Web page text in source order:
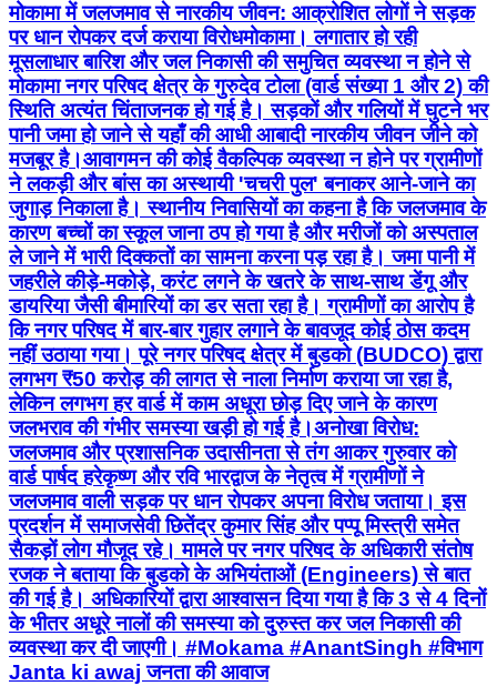
मोकामा में जलजमाव से नारकीय जीवन: आक्रोशित लोगों ने सड़क
पर धान रोपकर दर्ज कराया विरोध ​मोकामा। लगातार हो रही
मूसलाधार बारिश और जल निकासी की समुचित व्यवस्था न होने से
मोकामा नगर परिषद क्षेत्र के गुरुदेव टोला (वार्ड संख्या 1 और 2) की
स्थिति अत्यंत चिंताजनक हो गई है। सड़कों और गलियों में घुटने भर
पानी जमा हो जाने से यहाँ की आधी आबादी नारकीय जीवन जीने को
मजबूर है। ​आवागमन की कोई वैकल्पिक व्यवस्था न होने पर ग्रामीणों
ने लकड़ी और बांस का अस्थायी 'चचरी पुल' बनाकर आने-जाने का
जुगाड़ निकाला है। स्थानीय निवासियों का कहना है कि जलजमाव के
कारण बच्चों का स्कूल जाना ठप हो गया है और मरीजों को अस्पताल
ले जाने में भारी दिक्कतों का सामना करना पड़ रहा है। जमा पानी में
जहरीले कीड़े-मकोड़े, करंट लगने के खतरे के साथ-साथ डेंगू और
डायरिया जैसी बीमारियों का डर सता रहा है। ग्रामीणों का आरोप है
कि नगर परिषद में बार-बार गुहार लगाने के बावजूद कोई ठोस कदम
नहीं उठाया गया। पूरे नगर परिषद क्षेत्र में बुडको (BUDCO) द्वारा
लगभग ₹50 करोड़ की लागत से नाला निर्माण कराया जा रहा है,
लेकिन लगभग हर वार्ड में काम अधूरा छोड़ दिए जाने के कारण
जलभराव की गंभीर समस्या खड़ी हो गई है। ​अनोखा विरोध:
जलजमाव और प्रशासनिक उदासीनता से तंग आकर गुरुवार को
वार्ड पार्षद हरेकृष्ण और रवि भारद्वाज के नेतृत्व में ग्रामीणों ने
जलजमाव वाली सड़क पर धान रोपकर अपना विरोध जताया। इस
प्रदर्शन में समाजसेवी छितेंद्र कुमार सिंह और पप्पू मिस्त्री समेत
सैकड़ों लोग मौजूद रहे। मामले पर नगर परिषद के अधिकारी संतोष
रजक ने बताया कि बुडको के अभियंताओं (Engineers) से बात
की गई है। अधिकारियों द्वारा आश्वासन दिया गया है कि 3 से 4 दिनों
के भीतर अधूरे नालों की समस्या को दुरुस्त कर जल निकासी की
व्यवस्था कर दी जाएगी। #Mokama #AnantSingh #विभाग
Janta ki awaj जनता की आवाज